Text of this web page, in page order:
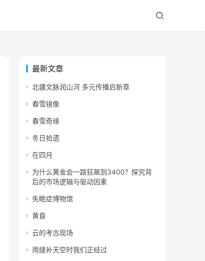
最新文章
北疆文脉润山河 多元传播启新章
春雪镜像
春雪奇缘
冬日拾遗
在四月
为什么黄金会一路狂飙到3400？探究背
后的市场逻辑与驱动因素
失眠症博物馆
黄昏
云的考古现场
雨缝补天空时我们正经过